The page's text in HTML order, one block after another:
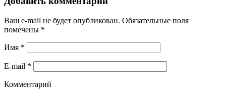
Ваш e-mail не будет опубликован. Обязательные поля
помечены *
Имя *
E-mail *
Комментарий